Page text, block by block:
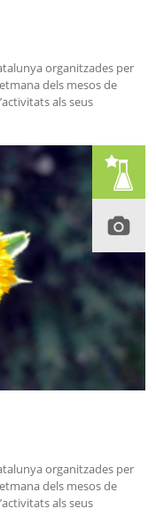
organitzades per
dels mesos de
als seus
organitzades per
dels mesos de
als seus